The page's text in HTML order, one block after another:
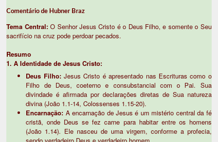
Comentário de Hubner Braz
Tema Central:O Senhor Jesus Cristo é o Deus Filho, e somente o Seu
sacrifício na cruz pode perdoar pecados.
Resumo
1. A Identidade de Jesus Cristo:
Deus Filho:Jesus Cristo é apresentado nas Escrituras como o
Filho de Deus, coeterno e consubstancial com o Pai. Sua
divindade é afirmada por declarações diretas de Sua natureza
divina (João 1.1-14, Colossenses 1.15-20).
Encarnação: A encarnação de Jesus é um mistério central da fé
cristã, onde Deus se fez carne para habitar entre os homens
(João 1.14). Ele nasceu de uma virgem, conforme a profecia,
sendo verdadeiro Deus e verdadeiro homem.